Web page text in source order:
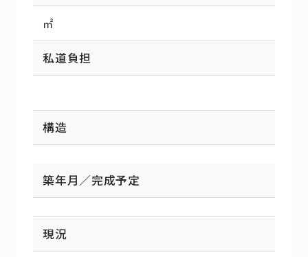
㎡
私道負担
構造
築年月／完成予定
現況